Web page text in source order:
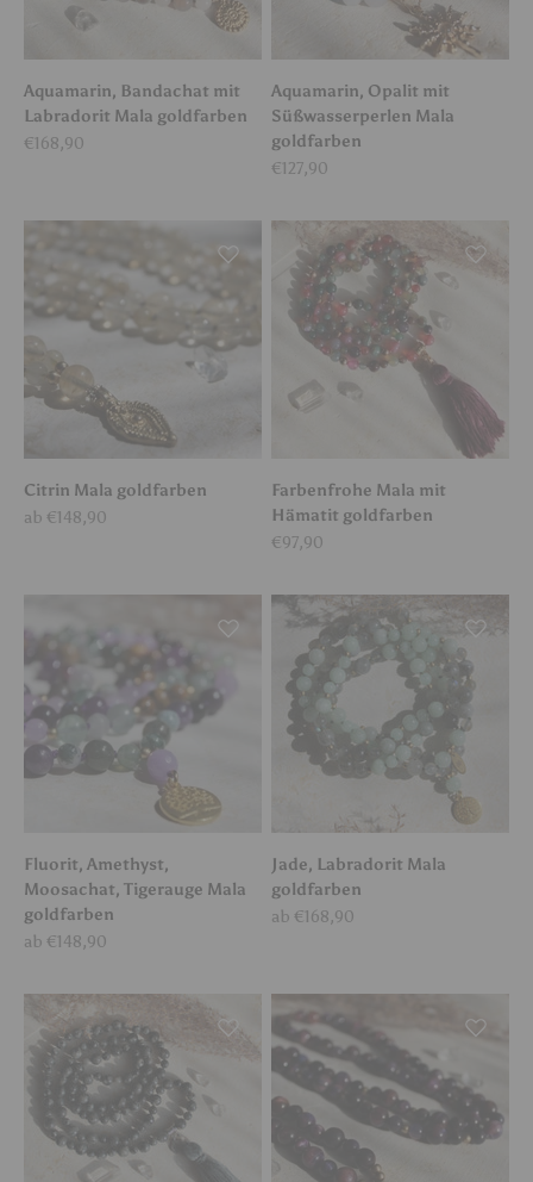
Aquamarin, Bandachat mit
Labradorit Mala goldfarben
Angebot
€168,90
Aquamarin, Opalit mit
Süßwasserperlen Mala
goldfarben
Angebot
€127,90
Citrin Mala goldfarben
Angebot
ab €148,90
Farbenfrohe Mala mit
Hämatit goldfarben
Angebot
€97,90
Fluorit, Amethyst,
Moosachat, Tigerauge Mala
goldfarben
Angebot
ab €148,90
Jade, Labradorit Mala
goldfarben
Angebot
ab €168,90